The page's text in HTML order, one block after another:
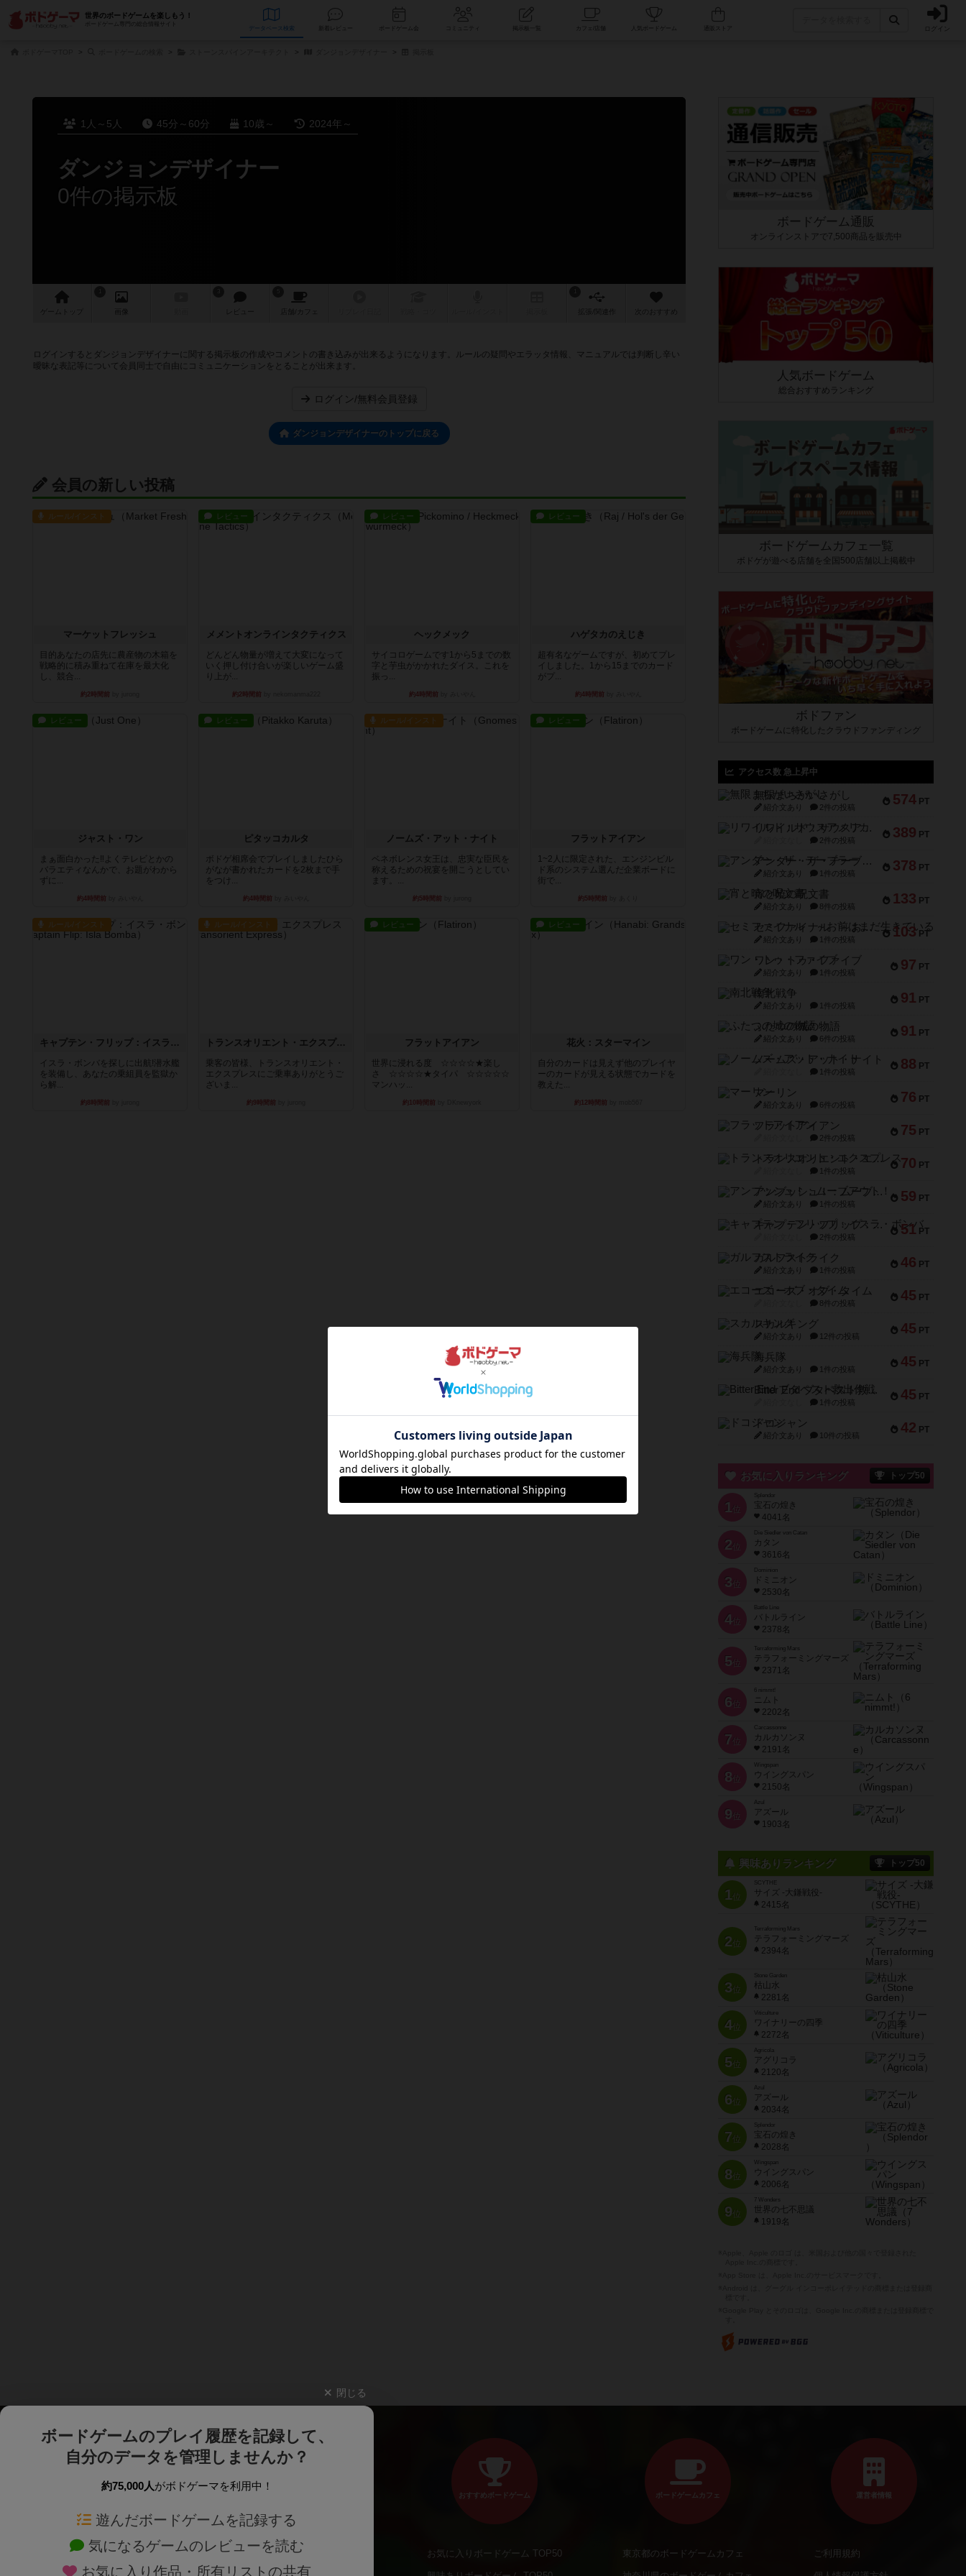
世界のボードゲームを楽しもう！
ボードゲーム専門の総合情報サイト
データベース コミュニティ 人気ボードゲーム ログイン
1人～5人 45分～60分 10歳～ 2024年～
ダンジョンデザイナー
0件の掲示板
ゲーム 画像 レビュー 店舗/ カフェ 作 次のおすすめ
ログインするとダンジョンデザイナーに関する掲示板の作成やコメントの書き込みが出来るようになります。ルールの疑問やエラッタ情報、マニュアルでは判断し辛い
曖昧な表記等について会員同士で自由にコミュニケーションをとることが出来ます。
ログイン/無料会員登録
ダンジョンデザイナーのトップに戻る
会員の新しい投稿
ルール/インスト
マーケットフレッシュ
目的あなたの店先に農産物の木箱を
戦略的に積み重ねて在庫を最大化
し、競合...
約2時間前
レビュー
メメントオンラインタクティクス
どんどん物量が増えて大変になって
いく押し付け合いが楽しいゲーム盛
り上が...
約2時間前
レビュー
ヘックメック
サイコロゲームです1から5までの数
字と芋虫がかかれたダイス。これを
振っ...
約4時間前
レビュー
ハゲタカのえじき
超有名なゲームですが、初めてプレ
イしました。1から15までのカード
がプ...
約4時間前
レビュー
ジャスト・ワン
まぁ面白かった‼️よくテレビとかの
バラエティなんかで、お題がわから
ずに...
約4時間前
レビュー
ピタッコカルタ
ボドゲ相席会でプレイしましたひら
がなが書かれたカードを2枚まで手
をつけ...
約4時間前
ルール/インスト
ノームズ・アット・ナイト
ベネボレンス女王は、忠実な臣民を
称えるための祝宴を開こうとしてい
ます。...
約5時間前
レビュー
フラットアイアン
1~2人に限定された、エンジンビル
ド系のシステム選んだ企業ボードに
街で...
約5時間前
ルール/インスト
キャプテン・フリップ：イスラ・ボンバ
イスラ・ボンバを探しに出航!潜水艦
を装備し、あなたの乗組員を監獄か
ら解...
約8時間前
ルール/インスト
トランスオリエント・エクスプレス
乗客の皆様、トランスオリエント・
エクスプレスにご乗車ありがとうご
ざいま...
約9時間前
レビュー
フラットアイアン
世界に浸れる度 ☆☆☆☆★楽し
さ ☆☆☆☆★タイパ ☆☆☆☆☆
マンハッ...
約10時間前
レビュー
花火：スターマイン
自分のカードは見えず他のプレイヤ
ーのカードが見える状態でカードを
教えた...
約12時間前
ボードゲーム通販
オンラインストアで7,500商品を販売中
人気ボードゲーム
総合おすすめランキング
ボードゲームカフェ一覧
ボドゲが遊べる店舗を全国500店舗以上掲載中
ボドファン
ボードゲームに特化したクラウドファンディング
アクセス数 急上昇中
574 PT
無限まちがいさがし
紹介文あり 2件の投稿
389 PT
リワイルド：サウスアメリカ
2件の投稿
378 PT
アンダー・ザ・テーブラー
紹介文あり 1件の投稿
133 PT
宵と暁の呪文書
紹介文あり 8件の投稿
103 PT
セミファイナル ～お前はまだ生きている～
紹介文あり 1件の投稿
97 PT
ワン・トゥ・ファイブ
紹介文あり 1件の投稿
91 PT
南北戦争
紹介文あり 1件の投稿
91 PT
ふたつの城の物語
紹介文あり 6件の投稿
88 PT
ノームズ・アット・ナイト
1件の投稿
76 PT
マーリン
紹介文あり 6件の投稿
75 PT
フラットアイアン
2件の投稿
70 PT
トランスオリエント・エクスプレス
1件の投稿
59 PT
アンブッシュ！：ムーブアウト！
紹介文あり 1件の投稿
51 PT
キャプテン・フリップ：イスラ・ボンバ
2件の投稿
46 PT
ガルフストライク
紹介文あり 1件の投稿
45 PT
エコーズ・オブ・タイム
8件の投稿
45 PT
スカルキング
紹介文あり 12件の投稿
45 PT
海兵隊
紹介文あり 1件の投稿
45 PT
Bitter End ブタペスト救出作戦
1件の投稿
42 PT
ドコジャン
紹介文あり 10件の投稿
お気に入りランキング トップ50
1 位
宝石の煌き
4041名
2 位
Die Siedler von Catan
カタン
3616名
3 位
ドミニオン
2530名
4位
Battle Line
バトルライン
2378名
5 位
Terraforming Mars
テラフォーミングマーズ
2371名
6 位
ニムト
2202名
7 位
Carcassonne
カルカソンヌ
2191名
8 位
Wingspan
ウイングスパン
2150名
9 位
Azul
アズール
1903名
興味ありランキング トップ50
1位
SCYTHE
サイズ -大鎌戦役-
2415名
2位
Terraforming Mars
テラフォーミングマーズ
2394名
3位
Stone Garden
枯山水
2281名
4位
Viticulture
ワイナリーの四季
2272名
5位
Agricola
アグリコラ
2120名
6位
Azul
アズール
2034名
7位
宝石の煌き
2028名
8位
Wingspan
ウイングスパン
2006名
9位
7 Wonders
世界の七不思議
1919名
閉じる
ボードゲームのプレイ履歴を記録して、
自分のデータを管理しませんか？
約75,000人がボドゲーマを利用中！
遊んだボードゲームを記録する
気になるゲームのレビューを読む
お気に入り作品・所有リストの共有
ボードゲームを検索する 新作・再入荷情報
おすすめボードゲーム
お気に入りボードゲーム TOP50
ボードゲームカフェ
東京都のボードゲームカフェ
運営者情報
ご利用規約